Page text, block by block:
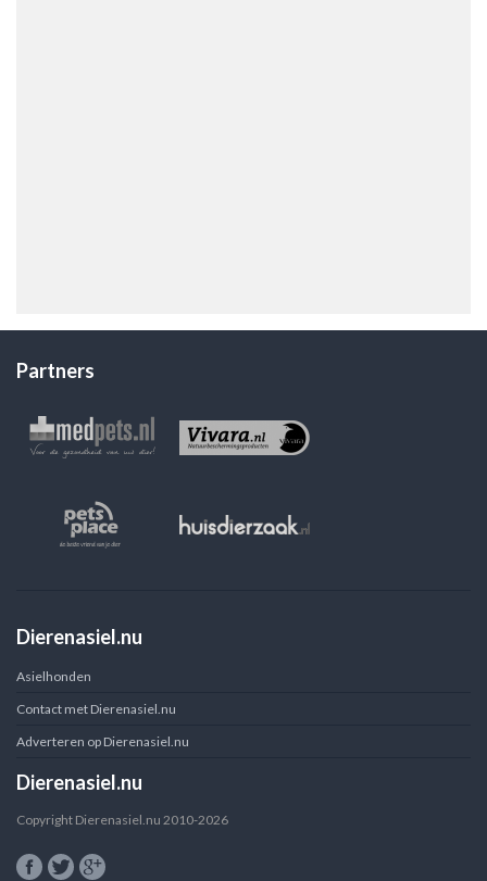
Partners
Dierenasiel.nu
Asielhonden
Contact met Dierenasiel.nu
Adverteren op Dierenasiel.nu
Dierenasiel.nu
Copyright Dierenasiel.nu 2010-2026